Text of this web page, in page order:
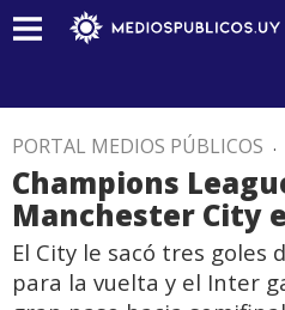
PORTAL MEDIOS PÚBLICOS .
Champions
Manchester City
El City le sacó tres goles
para la vuelta y el Inter